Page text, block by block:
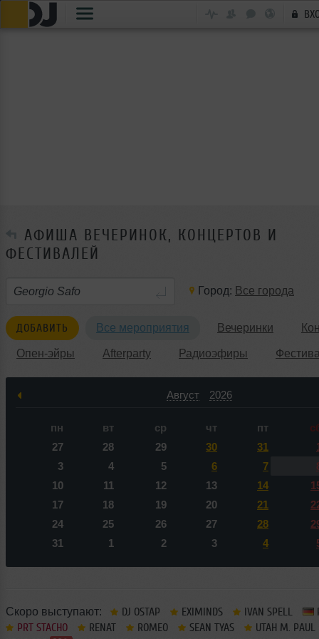
АФИША ВЕЧЕРИНОК, КОНЦЕРТОВ И
ФЕСТИВАЛЕЙ
Город: Все города
ДОБАВИТЬ Все мероприятия Вечеринки
Опен-эйры Afterparty Радиоэфиры
Август 2026
пн вт ср чт пт
27
28 29 30 31
3
4 5 6 7
10
11 12 13 14
17
18 19 20 21
24
25 26 27 28
31
1 2 3 4
Скоро выступают: DJ OSTAP EXIMINDS IVAN SPELL
PRT STACHO
RENAT ROMEO SEAN TYAS
UTAH M. PAUL